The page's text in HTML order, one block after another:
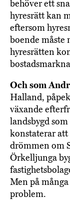
behöver ett
hyresrätt kan
eftersom
boende måste
hyresrätten
Och som
Halland,
växande
landsbygd
konstaterar
drömmen om
Örkelljunga
Men på
problem.